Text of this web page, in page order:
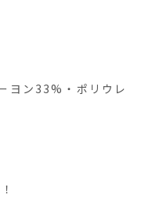
ヨン33%・ポリウレ